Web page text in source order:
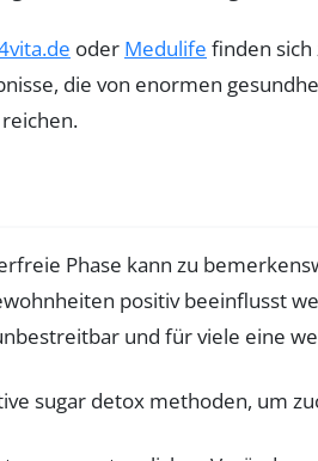
oder Medulife finden
die von enormen
Phase kann zu
positiv beeinflusst
und für viele eine